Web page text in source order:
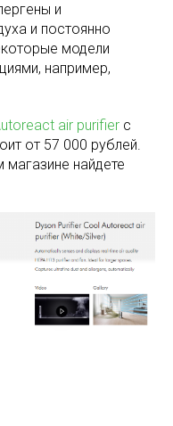
и
и постоянно
модели
например,
air purifier с
от 57 000 рублей.
найдете